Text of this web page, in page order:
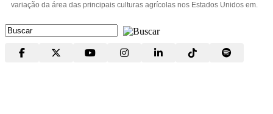
variação da área das principais culturas agrícolas nos Estados Unidos em.